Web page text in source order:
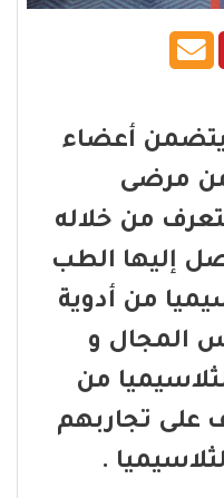
يتضمن أعضاء
من مرضى
من خلاله
إليها الطب
من أدوية
المجال و
من
على تجاربهم
.